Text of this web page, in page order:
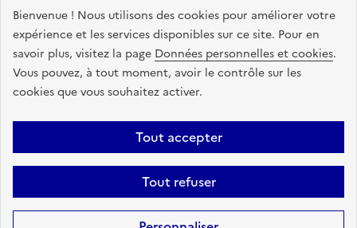
Bienvenue ! Nous utilisons des cookies pour améliorer votre
expérience et les services disponibles sur ce site. Pour en
savoir plus, visitez la page Données personnelles et cookies.
Vous pouvez, à tout moment, avoir le contrôle sur les
cookies que vous souhaitez activer.
Tout accepter
Tout refuser
avec le système de design de l’État.
legifrance.gouv.fr
info.gouv.fr
service-public.gouv.fr
data.gouv.fr
Plan du site Accessibilite : non conforme
Mentions légales
Politique de confidentialité
Gestion des cookies FAQ
Kit de
Statistiques Code source
Sauf mention contraire, tous les contenus de ce site sont sous